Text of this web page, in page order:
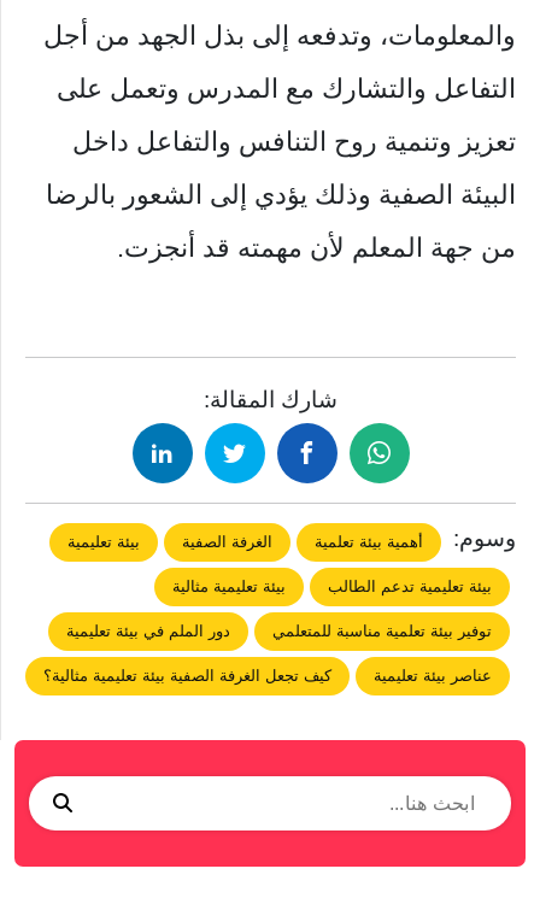
والمعلومات، وتدفعه إلى بذل الجهد من أجل
التفاعل والتشارك مع المدرس وتعمل على
تعزيز وتنمية روح التنافس والتفاعل داخل
البيئة الصفية وذلك يؤدي إلى الشعور بالرضا
من جهة المعلم لأن مهمته قد أنجزت.
شارك المقالة:
وسوم: أهمية بيئة تعلمية الغرفة الصفية بيئة تعليمية
بيئة تعليمية تدعم الطالب بيئة تعليمية مثالية
توفير بيئة تعلمية مناسبة للمتعلمي دور الملم في بيئة تعليمية
عناصر بيئة تعليمية كيف تجعل الغرفة الصفية بيئة تعليمية مثالية؟